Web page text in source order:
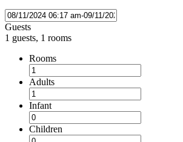
Guests
1 guests, 1 rooms
Rooms
Adults
Infant
Children